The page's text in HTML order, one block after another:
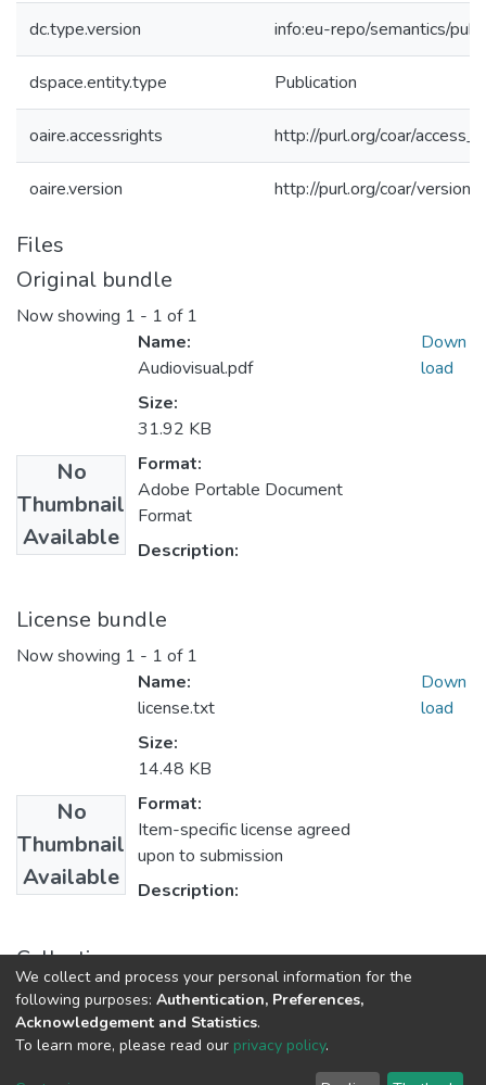
dc.type.version info:eu-repo/semantics/
dspace.entity.type Publication
oaire.accessrights http://purl.org/coar/
oaire.version http://purl.org/coar/
Files
Original bundle
Now showing 1 - 1 of 1
No
Thumbnail
Available
Name:
Audiovisual.pdf
Size:
31.92 KB
Format:
Adobe Portable Document
Format
Description:
Down
load
License bundle
Now showing 1 - 1 of 1
No
Thumbnail
Available
Name:
license.txt
Size:
14.48 KB
Format:
Item-specific license agreed
upon to submission
Description:
Down
load
Collections
2.2.2. Apropiación Social del Conocimiento
DSpace software copyright © 2002-2026
We collect and process your personal information for the
following purposes: Authentication, Preferences,
Acknowledgement and Statistics.
To learn more, please read our privacy policy.